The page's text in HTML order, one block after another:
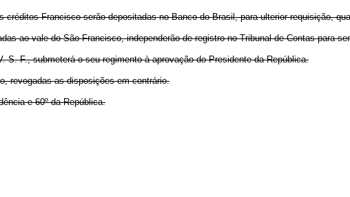
Francisco serão depositadas no Banco do Brasil, para ulterior requisição,
ao vale do São Francisco, independerão de registro no Tribunal de Contas para
F., submeterá o seu regimento à aprovação do Presidente da República.
revogadas as disposições em contrário.
e 60º da República.